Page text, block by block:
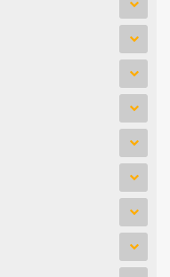
n
v
i
g
a
t
i
n